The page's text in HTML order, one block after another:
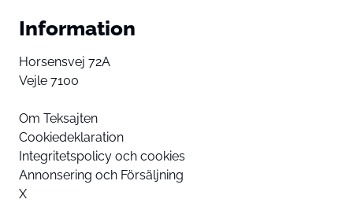
Information
Horsensvej 72A
Vejle 7100
Om Teksajten
Cookiedeklaration
Integritetspolicy och cookies
Annonsering och Försäljning
X